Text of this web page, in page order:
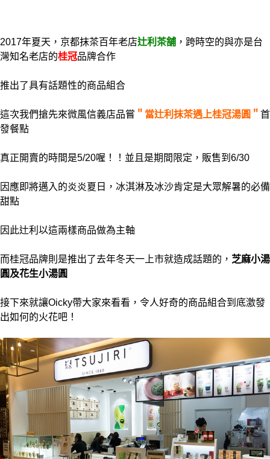
2017年夏天，京都抹茶百年老店辻利茶舗 ，跨時空的與亦是台
灣知名老店的桂冠品牌合作
推出了具有話題性的商品組合
這次我們搶先來微風信義店品嘗 ＂當辻利抹茶遇上桂冠湯圓＂ 首
發餐點
真正開賣的時間是5/20喔！！並且是期間限定，販售到6/30
因應即將邁入的炎炎夏日，冰淇淋及冰沙肯定是大眾解暑的必備
甜點
因此辻利以這兩樣商品做為主軸
而桂冠品牌則是推出了去年冬天一上市就造成話題的， 芝麻小湯
圓及花生小湯圓
接下來就讓Oicky帶大家來看看，令人好奇的商品組合到底激發
出如何的火花吧！